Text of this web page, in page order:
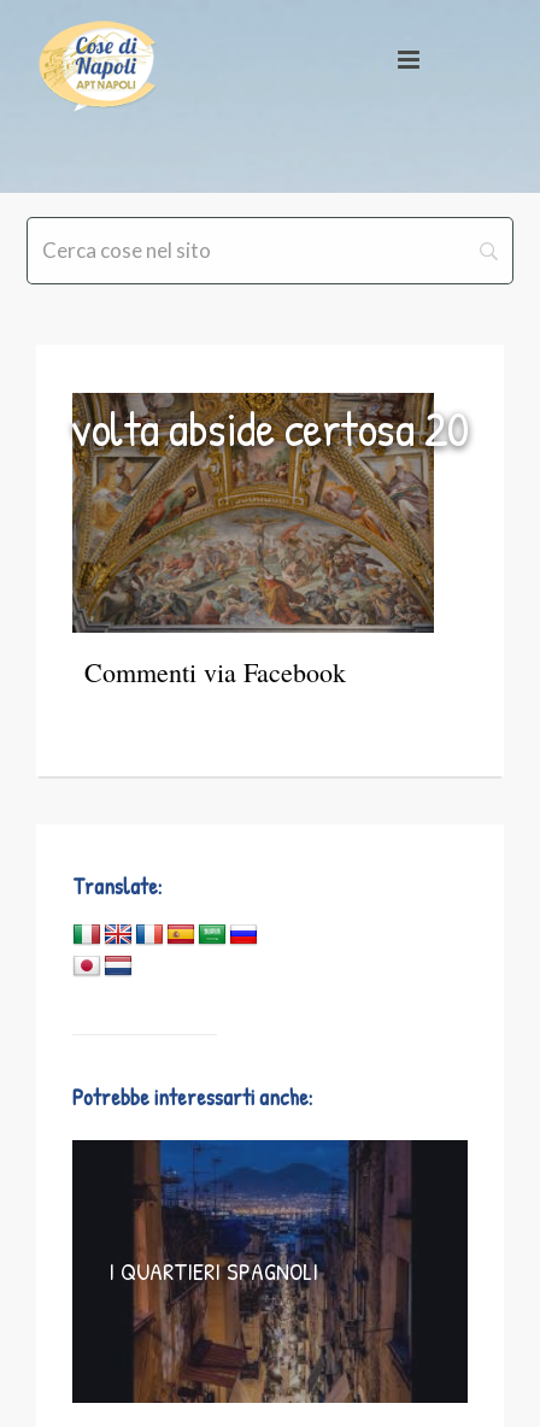
volta abside certosa 20
Commenti via Facebook
Translate:
Potrebbe interessarti anche:
I QUARTIERI SPAGNOLI